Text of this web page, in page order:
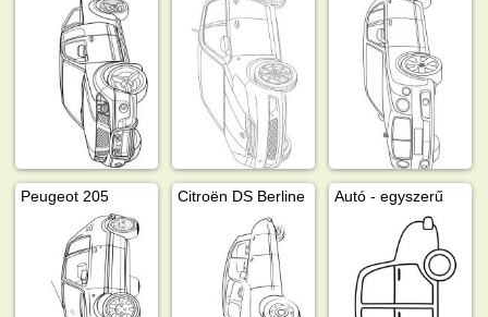
Peugeot 205 Citroën DS Berline Autó - egyszerű